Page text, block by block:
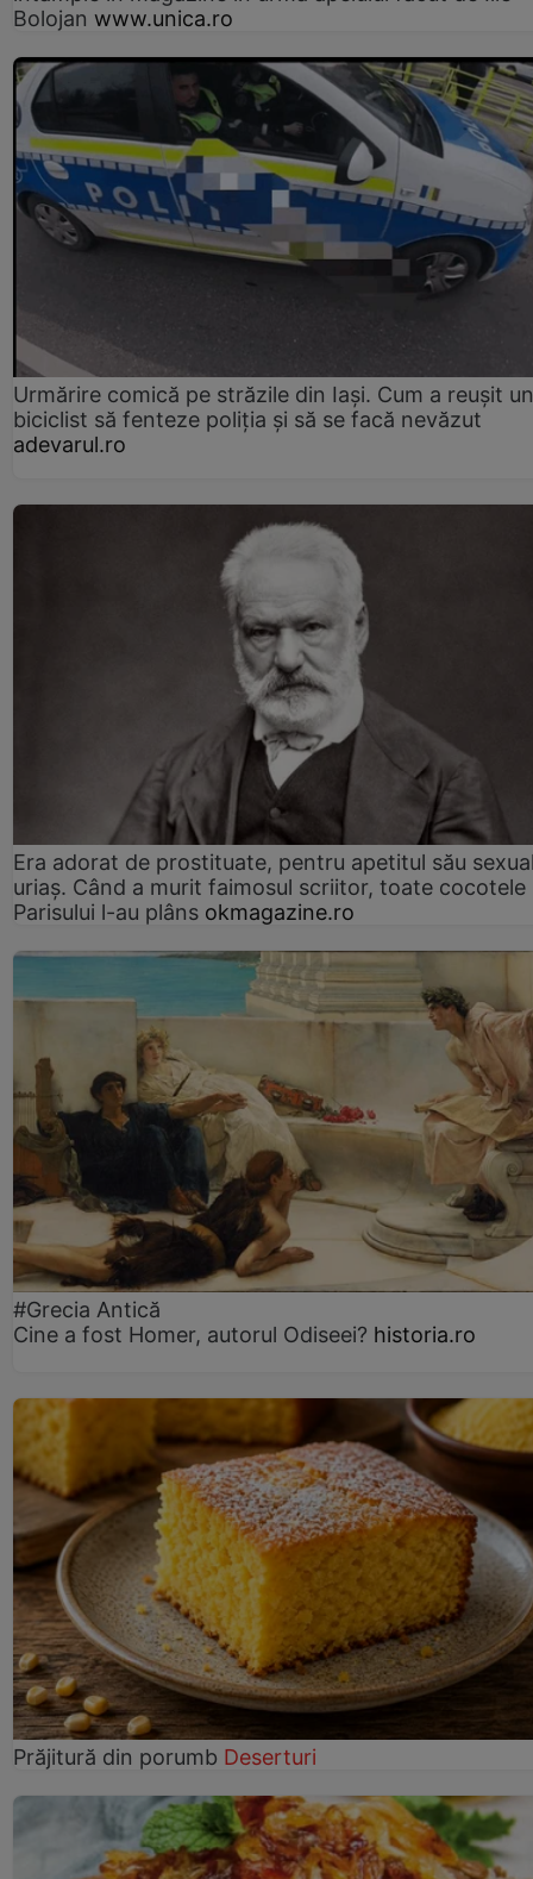
Bolojan www.unica.ro
Urmărire comică pe străzile din Iași. Cum a reușit un
biciclist să fenteze poliția și să se facă nevăzut
adevarul.ro
Era adorat de prostituate, pentru apetitul său
uriaș. Când a murit faimosul scriitor, toate cocotele
Parisului l-au plâns okmagazine.ro
#Grecia Antică
Cine a fost Homer, autorul Odiseei? historia.ro
Prăjitură din porumb Deserturi